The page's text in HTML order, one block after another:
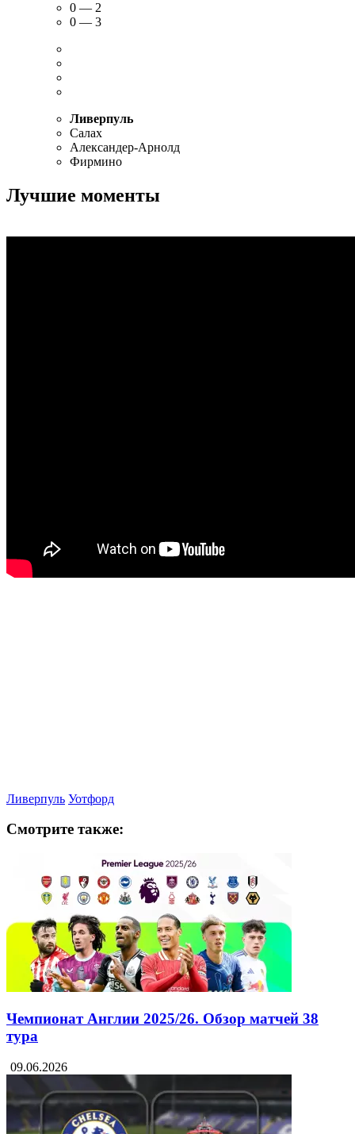
0 — 2
0 — 3
Ливерпуль
Салах
Александер-Арнолд
Фирмино
Лучшие моменты
Ливерпуль Уотфорд
Смотрите также:
Чемпионат Англии 2025/26. Обзор матчей 38
тура
09.06.2026